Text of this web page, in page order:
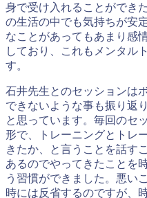
身で受け入れることができ
の生活の中でも気持ちが安
なことがあってもあまり感
しており、これもメンタル
す。
石井先生とのセッションは
できないような事も振り返
と思っています。毎回のセ
形で、トレーニングとトレ
きたか、と言うことを話す
あるのでやってきたことを
う習慣ができました。悪い
時には反省するのですが、